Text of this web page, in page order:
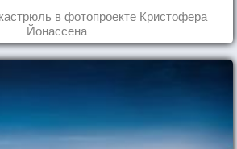
в фотопроекте Кристофера
Йонассена